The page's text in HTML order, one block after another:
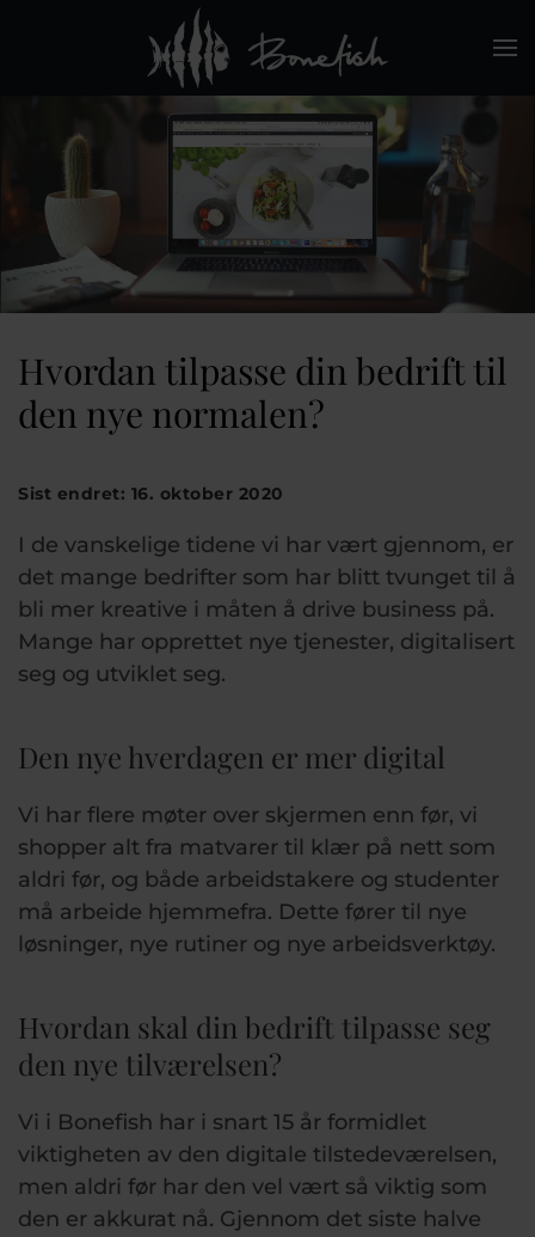
Skip to main content
Hvordan tilpasse din bedrift til
den nye normalen?
Sist endret: 16. oktober 2020
I de vanskelige tidene vi har vært gjennom, er
det mange bedrifter som har blitt tvunget til å
bli mer kreative i måten å drive business på.
Mange har opprettet nye tjenester, digitalisert
seg og utviklet seg.
Den nye hverdagen er mer digital
Vi har flere møter over skjermen enn før, vi
shopper alt fra matvarer til klær på nett som
aldri før, og både arbeidstakere og studenter
må arbeide hjemmefra. Dette fører til nye
løsninger, nye rutiner og nye arbeidsverktøy.
Hvordan skal din bedrift tilpasse seg
den nye tilværelsen?
Vi i Bonefish har i snart 15 år formidlet
viktigheten av den digitale tilstedeværelsen,
men aldri før har den vel vært så viktig som
den er akkurat nå. Gjennom det siste halve